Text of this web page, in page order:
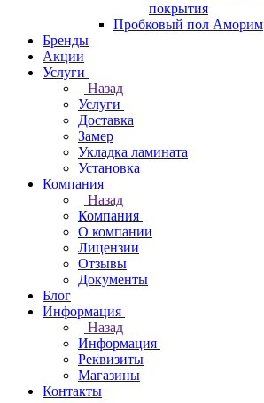
покрытия
Пробковый пол Аморим
Бренды
Акции
Услуги
Назад
Услуги
Доставка
Замер
Укладка ламината
Установка
Компания
Назад
Компания
О компании
Лицензии
Отзывы
Документы
Блог
Информация
Назад
Информация
Реквизиты
Магазины
Контакты